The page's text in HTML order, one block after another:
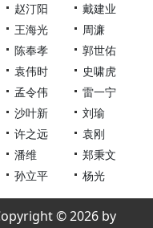
赵汀阳
戴建业
王海光
周濂
陈奉孝
郭世佑
袁伟时
史啸虎
孟令伟
雷一宁
沙叶新
刘瑜
许之远
袁刚
潘维
郑秉文
孙立平 杨光
© 2026 by